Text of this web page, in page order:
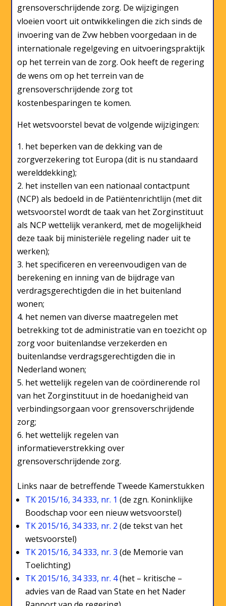
grensoverschrijdende zorg. De wijzigingen
vloeien voort uit ontwikkelingen die zich sinds de
invoering van de Zvw hebben voorgedaan in de
internationale regelgeving en uitvoeringspraktijk
op het terrein van de zorg. Ook heeft de regering
de wens om op het terrein van de
grensoverschrijdende zorg tot
kostenbesparingen te komen.
Het wetsvoorstel bevat de volgende wijzigingen:
het beperken van de dekking van de
zorgverzekering tot Europa (dit is nu standaard
werelddekking);
het instellen van een nationaal contactpunt
(NCP) als bedoeld in de Patiëntenrichtlijn (met dit
wetsvoorstel wordt de taak van het Zorginstituut
als NCP wettelijk verankerd, met de mogelijkheid
deze taak bij ministeriële regeling nader uit te
werken);
het specificeren en vereenvoudigen van de
berekening en inning van de bijdrage van
verdragsgerechtigden die in het buitenland
wonen;
het nemen van diverse maatregelen met
betrekking tot de administratie van en toezicht op
zorg voor buitenlandse verzekerden en
buitenlandse verdragsgerechtigden die in
Nederland wonen;
het wettelijk regelen van de coördinerende rol
van het Zorginstituut in de hoedanigheid van
verbindingsorgaan voor grensoverschrijdende
zorg;
het wettelijk regelen van
informatieverstrekking over
grensoverschrijdende zorg.
Links naar de betreffende Tweede Kamerstukken
TK 2015/16, 34 333, nr. 1 (de zgn. Koninklijke
Boodschap voor een nieuw wetsvoorstel)
TK 2015/16, 34 333, nr. 2 (de tekst van het
wetsvoorstel)
TK 2015/16, 34 333, nr. 3 (de Memorie van
Toelichting)
TK 2015/16, 34 333, nr. 4(het – kritische –
advies van de Raad van State en het Nader